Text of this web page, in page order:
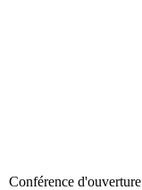
Conférence d'ouverture